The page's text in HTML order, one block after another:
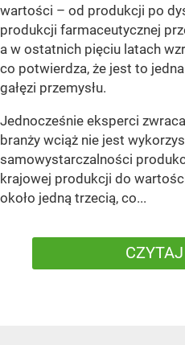
wartości – od produkcji po
produkcji farmaceutycznej
a w ostatnich pięciu latach
co potwierdza, że jest to
gałęzi przemysłu.
Jednocześnie eksperci
branży wciąż nie jest
samowystarczalności
krajowej produkcji do
około jedną trzecią, co...